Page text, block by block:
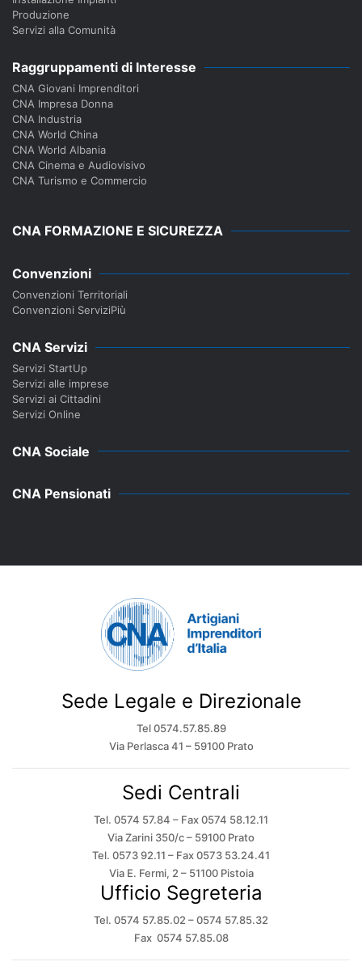
Produzione
Servizi alla Comunità
Raggruppamenti di Interesse
CNA Giovani Imprenditori
CNA Impresa Donna
CNA Industria
CNA World China
CNA World Albania
CNA Cinema e Audiovisivo
CNA Turismo e Commercio
CNA FORMAZIONE E SICUREZZA
Convenzioni
Convenzioni Territoriali
Convenzioni ServiziPiù
CNA Servizi
Servizi StartUp
Servizi alle imprese
Servizi ai Cittadini
Servizi Online
CNA Sociale
CNA Pensionati
Sede Legale e Direzionale
Tel 0574.57.85.89
Via Perlasca 41 – 59100 Prato
Sedi Centrali
Tel. 0574 57.84 – Fax 0574 58.12.11
Via Zarini 350/c – 59100 Prato
Tel. 0573 92.11 – Fax 0573 53.24.41
Via E. Fermi, 2 – 51100 Pistoia
Ufficio Segreteria
Tel. 0574 57.85.02 – 0574 57.85.32
Fax 0574 57.85.08